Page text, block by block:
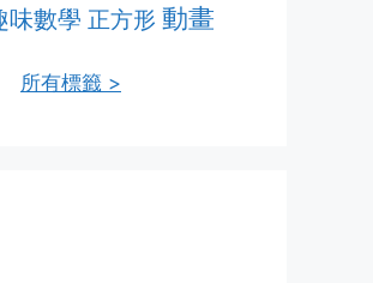
味數學 正方形 動畫
所有標籤 >